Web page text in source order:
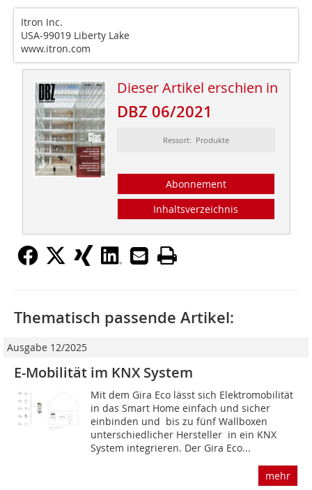
Itron Inc.
USA-99019 Liberty Lake
www.itron.com
Dieser Artikel erschien in
DBZ 06/2021
Ressort: Produkte
Abonnement
Inhaltsverzeichnis
Thematisch passende Artikel:
Ausgabe 12/2025
E-Mobilität im KNX System
Mit dem Gira Eco lässt sich Elektromobilität
in das Smart Home einfach und sicher
einbinden und bis zu fünf Wallboxen
unterschiedlicher Hersteller in ein KNX
System integrieren. Der Gira Eco...
mehr